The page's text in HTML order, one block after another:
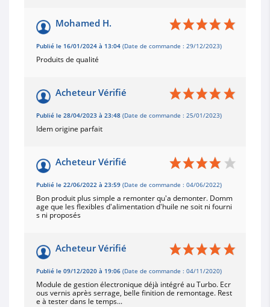
Mohamed H.
Publié le 16/01/2024 à 13:04 (Date de commande : 29/12/2023)
Produits de qualité
Acheteur Vérifié
Publié le 28/04/2023 à 23:48 (Date de commande : 25/01/2023)
Idem origine parfait
Acheteur Vérifié
Publié le 22/06/2022 à 23:59 (Date de commande : 04/06/2022)
Bon produit plus simple a remonter qu'a demonter. Domm
age que les flexibles d'alimentation d'huile ne soit ni fourni
s ni proposés
Acheteur Vérifié
Publié le 09/12/2020 à 19:06 (Date de commande : 04/11/2020)
Module de gestion électronique déjà intégré au Turbo. Ecr
ous vernis après serrage, belle finition de remontage. Rest
e à tester dans le temps...